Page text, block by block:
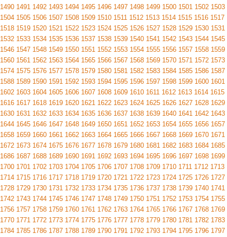
1490 1491 1492 1493 1494 1495 1496 1497 1498 1499 1500 1501 1502 1503
1504 1505 1506 1507 1508 1509 1510 1511 1512 1513 1514 1515 1516 1517
1518 1519 1520 1521 1522 1523 1524 1525 1526 1527 1528 1529 1530 1531
1532 1533 1534 1535 1536 1537 1538 1539 1540 1541 1542 1543 1544 1545
1546 1547 1548 1549 1550 1551 1552 1553 1554 1555 1556 1557 1558 1559
1560 1561 1562 1563 1564 1565 1566 1567 1568 1569 1570 1571 1572 1573
1574 1575 1576 1577 1578 1579 1580 1581 1582 1583 1584 1585 1586 1587
1588 1589 1590 1591 1592 1593 1594 1595 1596 1597 1598 1599 1600 1601
1602 1603 1604 1605 1606 1607 1608 1609 1610 1611 1612 1613 1614 1615
1616 1617 1618 1619 1620 1621 1622 1623 1624 1625 1626 1627 1628 1629
1630 1631 1632 1633 1634 1635 1636 1637 1638 1639 1640 1641 1642 1643
1644 1645 1646 1647 1648 1649 1650 1651 1652 1653 1654 1655 1656 1657
1658 1659 1660 1661 1662 1663 1664 1665 1666 1667 1668 1669 1670 1671
1672 1673 1674 1675 1676 1677 1678 1679 1680 1681 1682 1683 1684 1685
1686 1687 1688 1689 1690 1691 1692 1693 1694 1695 1696 1697 1698 1699
1700 1701 1702 1703 1704 1705 1706 1707 1708 1709 1710 1711 1712 1713
1714 1715 1716 1717 1718 1719 1720 1721 1722 1723 1724 1725 1726 1727
1728 1729 1730 1731 1732 1733 1734 1735 1736 1737 1738 1739 1740 1741
1742 1743 1744 1745 1746 1747 1748 1749 1750 1751 1752 1753 1754 1755
1756 1757 1758 1759 1760 1761 1762 1763 1764 1765 1766 1767 1768 1769
1770 1771 1772 1773 1774 1775 1776 1777 1778 1779 1780 1781 1782 1783
1784 1785 1786 1787 1788 1789 1790 1791 1792 1793 1794 1795 1796 1797